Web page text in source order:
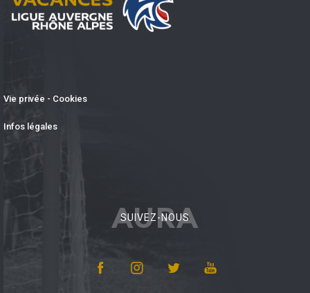
Vie privée - Cookies
Infos légales
AURA
SUIVEZ-NOUS